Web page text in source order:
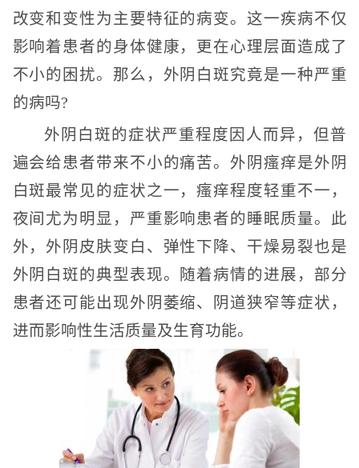
改变和变性为主要特征的病变。这一疾病不仅
影响着患者的身体健康，更在心理层面造成了
不小的困扰。那么，外阴白斑究竟是一种严重
的病吗?
外阴白斑的症状严重程度因人而异，但普
遍会给患者带来不小的痛苦。外阴瘙痒是外阴
白斑最常见的症状之一，瘙痒程度轻重不一，
夜间尤为明显，严重影响患者的睡眠质量。此
外，外阴皮肤变白、弹性下降、干燥易裂也是
外阴白斑的典型表现。随着病情的进展，部分
患者还可能出现外阴萎缩、阴道狭窄等症状，
进而影响性生活质量及生育功能。